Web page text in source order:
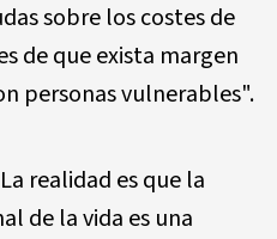
sobre los costes de
de que exista margen
personas vulnerables".
realidad es que la
de la vida es una